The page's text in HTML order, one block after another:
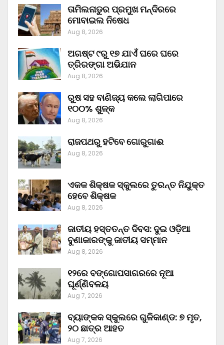
ତାମିଲନାଡୁର ପ୍ରମୁଖ ମନ୍ଦିରରେ
ମୋବାଇଲ ନିଷେଧ
Aug 8, 2026
ଅଗଷ୍ଟ ୯ରୁ ୧୭ ଯାଏଁ ଘରେ ଘରେ
ତ୍ରିରଙ୍ଗା ଅଭିଯାନ
Aug 8, 2026
ରୁଷ ସହ ବାଣିଜ୍ୟ କଲେ ଲାଗିପାରେ
୧୦୦% ଶୁଳ୍କ
Aug 8, 2026
ରାଜପଥରୁ ହଟିବେ ଗୋରୁଗାଈ
Aug 8, 2026
ଏକକ ଶିକ୍ଷକ ସ୍କୁଲରେ ତୁରନ୍ତ ନିଯୁକ୍ତ
ହେବେ ଶିକ୍ଷକ
Aug 8, 2026
ଜାତୀୟ ହସ୍ତତନ୍ତ ଦିବସ: ଦୁଇ ଓଡ଼ିଆ
ବୁଣାକାରଙ୍କୁ ଜାତୀୟ ସମ୍ମାନ
Aug 8, 2026
୧୨ରେ ବଙ୍ଗୋପସାଗରରେ ନୂଆ
ଘୂର୍ଣ୍ଣିବଳୟ
Aug 7, 2026
ବ୍ୟାଙ୍କକ ସ୍କୁଲରେ ଗୁଳିକାଣ୍ଡ: ୭ ମୃତ,
୨୦ ଛାତ୍ର ଆହତ
Aug 7, 2026